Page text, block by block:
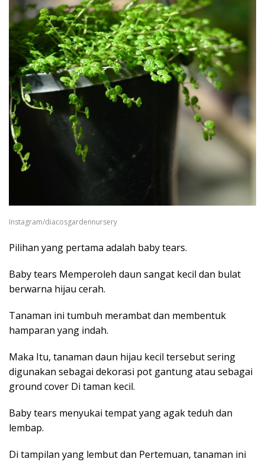
Instagram/diacosgardennursery
Pilihan yang pertama adalah baby tears.
Baby tears Memperoleh daun sangat kecil dan bulat
berwarna hijau cerah.
Tanaman ini tumbuh merambat dan membentuk
hamparan yang indah.
Maka Itu, tanaman daun hijau kecil tersebut sering
digunakan sebagai dekorasi pot gantung atau sebagai
ground cover Di taman kecil.
Baby tears menyukai tempat yang agak teduh dan
lembap.
Di tampilan yang lembut dan Pertemuan, tanaman ini